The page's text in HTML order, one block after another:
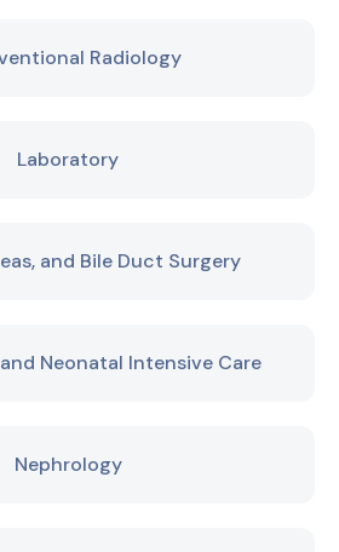
Radiology
Laboratory
and Bile Duct Surgery
Neonatal Intensive Care
Nephrology